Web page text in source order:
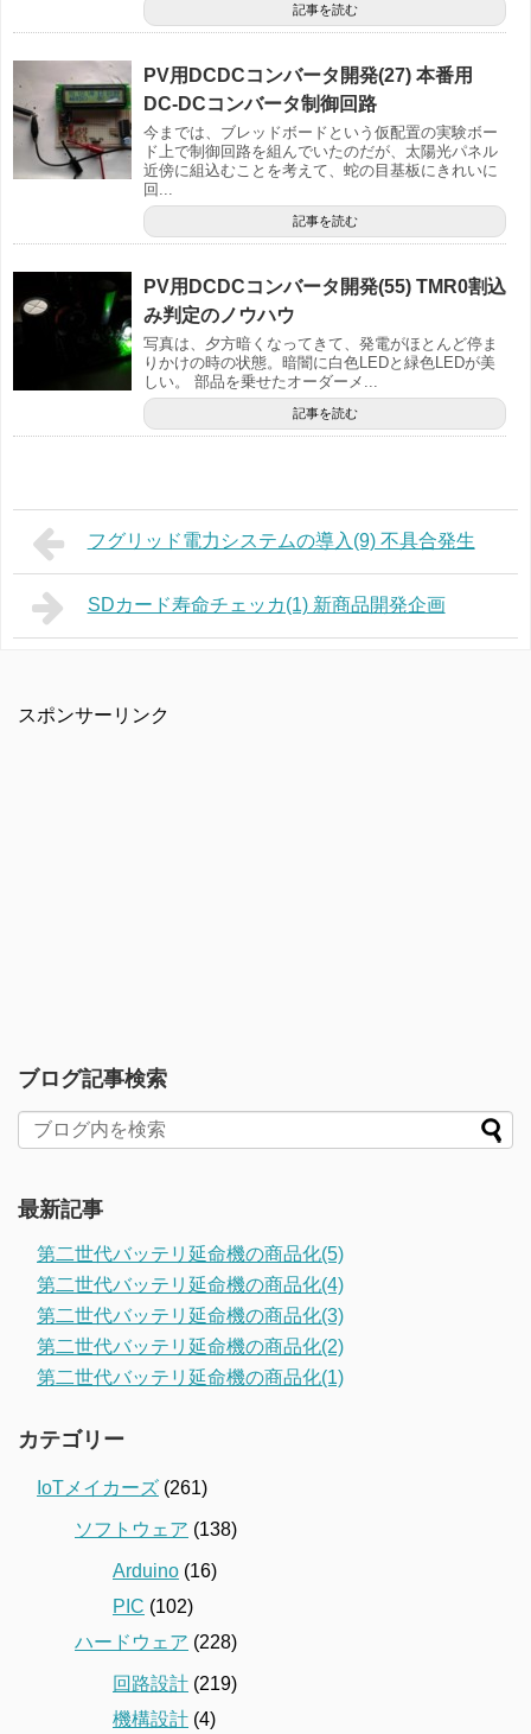
記事を読む
PV用DCDCコンバータ開発(27) 本番用
DC-DCコンバータ制御回路
今までは、ブレッドボードという仮配置の実験ボー
ド上で制御回路を組んでいたのだが、太陽光パネル
近傍に組込むことを考えて、蛇の目基板にきれいに
回...
記事を読む
PV用DCDCコンバータ開発(55) TMR0割込
み判定のノウハウ
写真は、夕方暗くなってきて、発電がほとんど停ま
りかけの時の状態。暗闇に白色LEDと緑色LEDが美
しい。 部品を乗せたオーダーメ...
記事を読む
フグリッド電力システムの導入(9) 不具合発生
SDカード寿命チェッカ(1) 新商品開発企画
スポンサーリンク
ブログ記事検索
最新記事
第二世代バッテリ延命機の商品化(5)
第二世代バッテリ延命機の商品化(4)
第二世代バッテリ延命機の商品化(3)
第二世代バッテリ延命機の商品化(2)
第二世代バッテリ延命機の商品化(1)
カテゴリー
IoTメイカーズ (261)
ソフトウェア (138)
Arduino (16)
PIC (102)
ハードウェア (228)
回路設計 (219)
機構設計 (4)